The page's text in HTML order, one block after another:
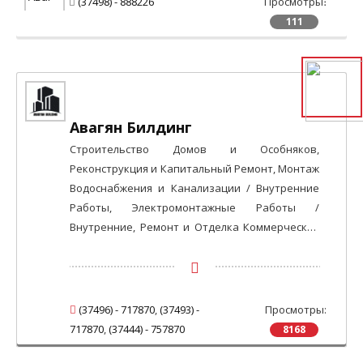
111
Авагян Билдинг
Строительство Домов и Особняков,
Реконструкция и Капитальный Ремонт, Монтаж
Водоснабжения и Канализации / Внутренние
Работы, Электромонтажные Работы /
Внутренние, Ремонт и Отделка Коммерческих
Просмотры:
8168
(37496) - 717870,(37493) -
717870,(37444) - 757870